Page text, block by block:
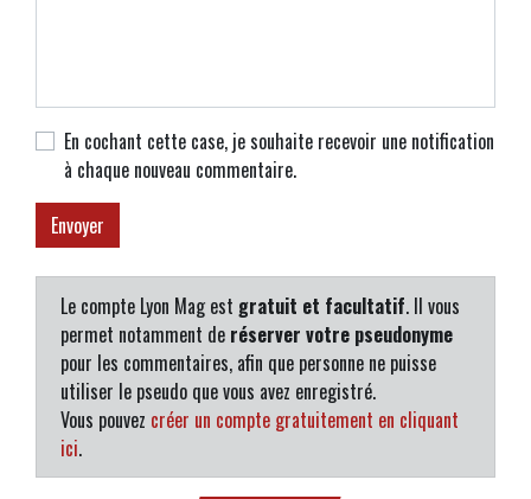
En cochant cette case, je souhaite recevoir une notification
à chaque nouveau commentaire.
Le compte Lyon Mag est gratuit et facultatif. Il vous
permet notamment de réserver votre pseudonyme
pour les commentaires, afin que personne ne puisse
utiliser le pseudo que vous avez enregistré.
Vous pouvez créer un compte gratuitement en cliquant
ici.